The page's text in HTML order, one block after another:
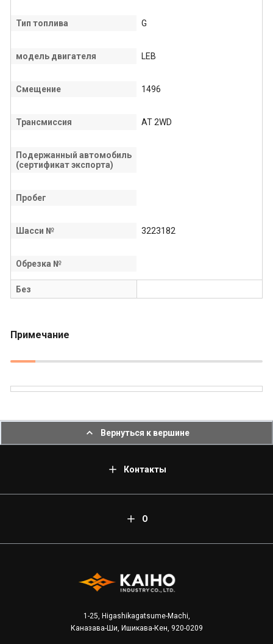
Тип топлива G
модель двигателя LEB
Смещение 1496
Трансмиссия AT 2WD
Подержанный автомобиль
(сертификат экспорта)
Пробег
Шасси № 3223182
Обрезка №
Без
Примечание
Вернуться к вершине
Контакты
О
1-25, Higashikagatsume-Machi,
Каназава-Ши, Ишикава-Кен, 920-0209